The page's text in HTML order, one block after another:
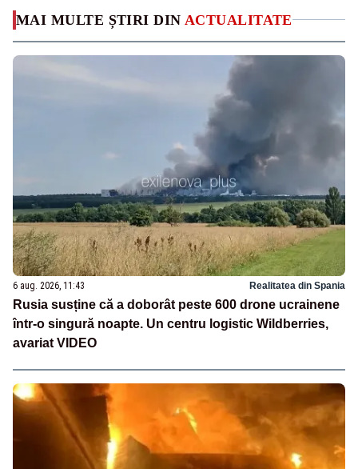
MAI MULTE ȘTIRI DIN ACTUALITATE
6 aug. 2026, 11:43 Realitatea din Spania
Rusia susține că a doborât peste 600 drone ucrainene
într-o singură noapte. Un centru logistic Wildberries,
avariat VIDEO